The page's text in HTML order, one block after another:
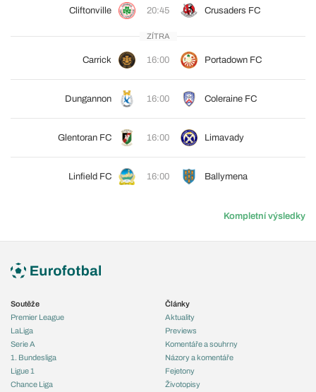
Cliftonville 20:45 Crusaders FC
ZÍTRA
Carrick 16:00 Portadown FC
Dungannon 16:00 Coleraine FC
Glentoran FC 16:00 Limavady
Linfield FC 16:00 Ballymena
Kompletní výsledky
Soutěže
Premier League
LaLiga
Serie A
1. Bundesliga
Ligue 1
Chance Liga
Články
Aktuality
Previews
Komentáře a souhrny
Názory a komentáře
Fejetony
Životopisy